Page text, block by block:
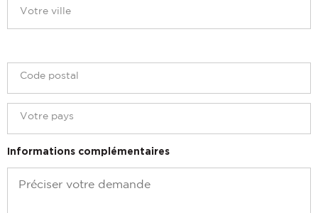
Informations complémentaires